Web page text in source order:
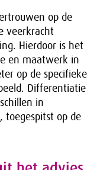
op de
veerkracht
Hierdoor is het
en maatwerk in
op de specifieke
Differentiatie
in
toegespitst op de